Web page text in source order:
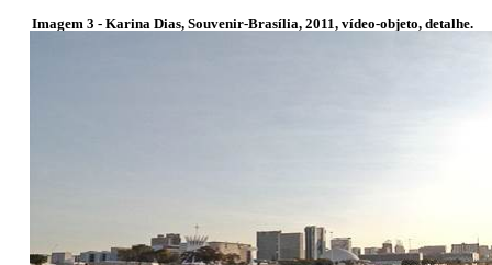
Imagem 3 - Karina Dias, Souvenir-Brasília, 2011, vídeo-objeto, detalhe.